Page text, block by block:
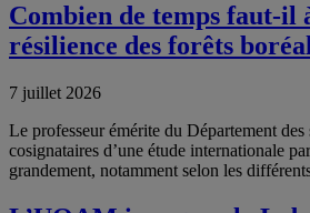
Combien de temps faut-il
résilience des forêts
7 juillet 2026
Le professeur émérite du Département
cosignataires d’une étude internationale
grandement, notamment selon les